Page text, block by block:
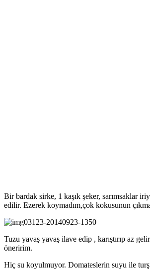
Bir bardak sirke, 1 kaşık şeker, sarımsaklar
edilir. Ezerek koymadım,çok kokusunun
Tuzu yavaş yavaş ilave edip , karıştırıp az
öneririm.
Hiç su koyulmuyor. Domateslerin suyu ile